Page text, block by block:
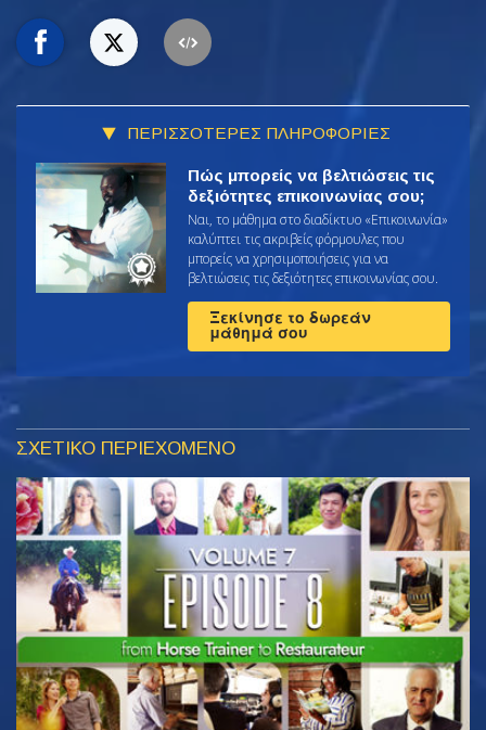
ΠΕΡΙΣΣΟΤΕΡΕΣ ΠΛΗΡΟΦΟΡΙΕΣ
Πώς μπορείς να βελτιώσεις τις
δεξιότητες επικοινωνίας σου;
Ναι, το μάθημα στο διαδίκτυο «Επικοινωνία»
καλύπτει τις ακριβείς φόρμουλες που
μπορείς να χρησιμοποιήσεις για να
βελτιώσεις τις δεξιότητες επικοινωνίας σου.
Ξεκίνησε το δωρεάν
μάθημά σου
ΣΧΕΤΙΚΟ ΠΕΡΙΕΧΟΜΕΝΟ